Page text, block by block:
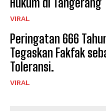
VIRAL
Peringatan 666
Tegaskan Fakfak
Toleransi.
VIRAL